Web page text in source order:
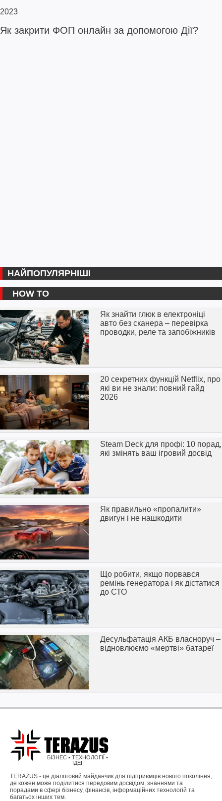
2023
Як закрити ФОП онлайн за допомогою Дії?
НАЙПОПУЛЯРНІШІ
HOW TO
Як знайти глюк в електроніці
авто без сканера – перевірка
проводки, реле та запобіжників
20 секретних функцій Netflix, про
які ви не знали: повний гайд
2026
Steam Deck для профі: 10 порад,
які змінять ваш ігровий досвід
Як правильно «пропалити»
двигун і не нашкодити
Що робити, якщо порвався
ремінь генератора і як дістатися
до СТО
Десульфатація АКБ власноруч –
відновлюємо «мертві» батареї
БІЗНЕС • ТЕХНОЛОГІЇ •
ІДЕЇ
TERAZUS - це діалоговий майданчик для підприємців нового покоління,
де кожен може поділитися передовим досвідом, знаннями та
порадами в сфері бізнесу, фінансів, інформаційних технологій та
багатьох інших тем.